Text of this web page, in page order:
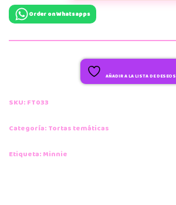
Order on Whatsapps
AÑADIR A LA LISTA DE DESEOS
SKU: FT033
Categoría: Tortas temáticas
Etiqueta: Minnie